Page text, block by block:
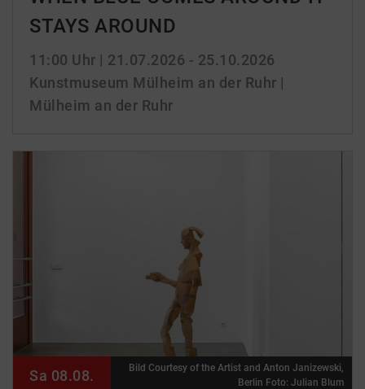
STAYS AROUND
11:00 Uhr | 21.07.2026 - 25.10.2026
Kunstmuseum Mülheim an der Ruhr |
Mülheim an der Ruhr
Sa 08.08.
Bild Courtesy of the Artist and Anton Janizewski,
Berlin Foto: Julian Blum